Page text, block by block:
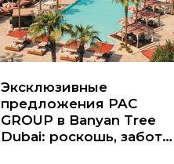
Эксклюзивные
предложения PAC
GROUP в Banyan Tree
Dubai: роскошь, забота